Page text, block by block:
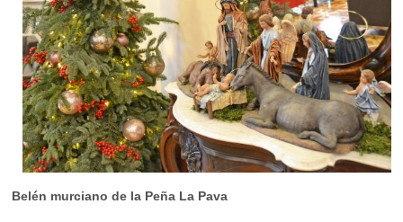
Belén murciano de la Peña La Pava